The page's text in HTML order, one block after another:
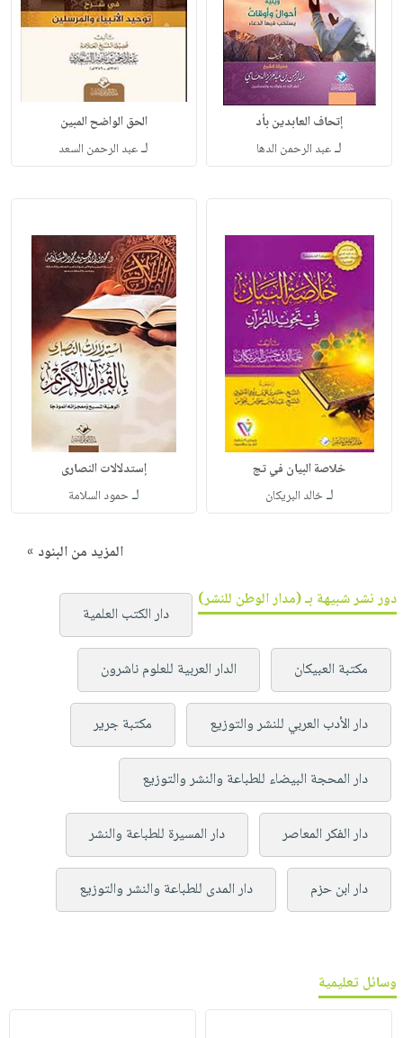
إتحاف العابدين بأد
لـعبد الرحمن الدها
الحق الواضح المبين
لـعبد الرحمن السعد
خلاصة البيان في تج
لـخالد البريكان
إستدلالات النصارى
لـحمود السلامة
المزيد من البنود »
دور نشر شبيهة بـ (مدار الوطن للنشر)
دار الكتب العلمية
مكتبة العبيكان الدار العربية للعلوم ناشرون
دار الأدب العربي للنشر والتوزيع مكتبة جرير
دار المحجة البيضاء للطباعة والنشر والتوزيع
دار الفكر المعاصر دار المسيرة للطباعة والنشر
دار ابن حزم دار المدى للطباعة والنشر والتوزيع
وسائل تعليمية